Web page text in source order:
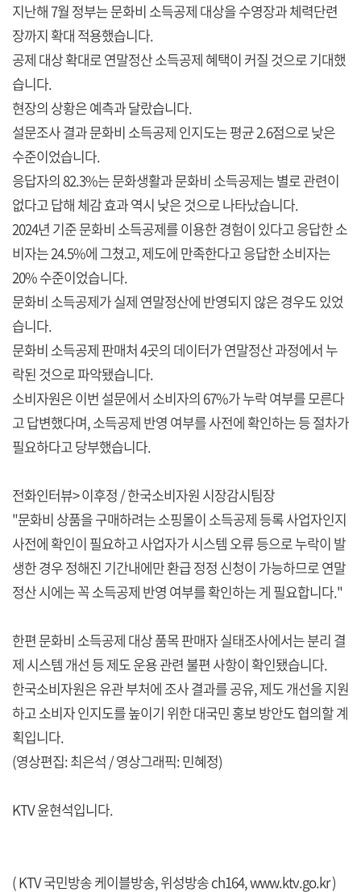
지난해 7월 정부는 문화비 소득공제 대상을 수영장과 체력단련
장까지 확대 적용했습니다.
공제 대상 확대로 연말정산 소득공제 혜택이 커질 것으로 기대했
습니다.
현장의 상황은 예측과 달랐습니다.
설문조사 결과 문화비 소득공제 인지도는 평균 2.6점으로 낮은
수준이었습니다.
응답자의 82.3%는 문화생활과 문화비 소득공제는 별로 관련이
없다고 답해 체감 효과 역시 낮은 것으로 나타났습니다.
2024년 기준 문화비 소득공제를 이용한 경험이 있다고 응답한 소
비자는 24.5%에 그쳤고, 제도에 만족한다고 응답한 소비자는
20% 수준이었습니다.
문화비 소득공제가 실제 연말정산에 반영되지 않은 경우도 있었
습니다.
문화비 소득공제 판매처 4곳의 데이터가 연말정산 과정에서 누
락된 것으로 파악됐습니다.
소비자원은 이번 설문에서 소비자의 67%가 누락 여부를 모른다
고 답변했다며, 소득공제 반영 여부를 사전에 확인하는 등 절차가
필요하다고 당부했습니다.
전화인터뷰> 이후정 / 한국소비자원 시장감시팀장
"문화비 상품을 구매하려는 소핑몰이 소득공제 등록 사업자인지
사전에 확인이 필요하고 사업자가 시스템 오류 등으로 누락이 발
생한 경우 정해진 기간내에만 환급 정정 신청이 가능하므로 연말
정산 시에는 꼭 소득공제 반영 여부를 확인하는 게 필요합니다."
한편 문화비 소득공제 대상 품목 판매자 실태조사에서는 분리 결
제 시스템 개선 등 제도 운용 관련 불편 사항이 확인됐습니다.
한국소비자원은 유관 부처에 조사 결과를 공유, 제도 개선을 지원
하고 소비자 인지도를 높이기 위한 대국민 홍보 방안도 협의할 계
획입니다.
(영상편집: 최은석 / 영상그래픽: 민혜정)
KTV 윤현석입니다.
( KTV 국민방송 케이블방송, 위성방송 ch164,www.ktv.go.kr)